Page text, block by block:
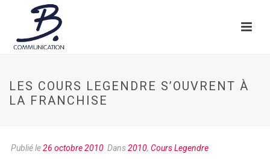
LES COURS LEGENDRE S’OUVRENT À
LA FRANCHISE
Publié le26 octobre 2010 Dans2010, Cours Legendre